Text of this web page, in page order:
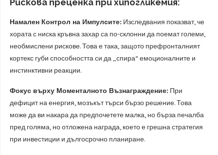
Рискова преценка при хипогликемия:
Намален Контрол на Импулсите: Изследвания показват, че
хората с ниска кръвна захар са по-склонни да поемат големи,
необмислени рискове. Това е така, защото префронталният
кортекс губи способността си да „спира“ емоционалните и
инстинктивни реакции.
Фокус върху Моменталното Възнаграждение: При
дефицит на енергия, мозъкът търси бързо решение. Това
може да ви накара да предпочетете малка, но бърза печалба
пред голяма, но отложена награда, което е грешна стратегия
при инвестиции и дългосрочно планиране.